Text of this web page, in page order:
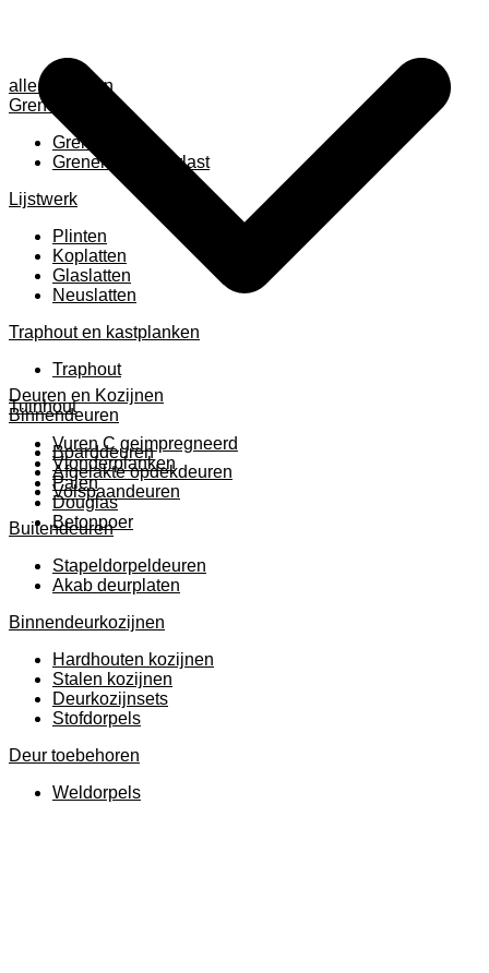
alle anzeigen
Grenen
Grenen B ruw
Grenen gevingerlast
Lijstwerk
Plinten
Koplatten
Glaslatten
Neuslatten
Traphout en kastplanken
Traphout
Tuinhout
Vuren C geimpregneerd
Vlonderplanken
Palen
Douglas
Betonpoer
Deuren en Kozijnen
Binnendeuren
Boarddeuren
Afgelakte opdekdeuren
Volspaandeuren
Buitendeuren
Stapeldorpeldeuren
Akab deurplaten
Binnendeurkozijnen
Hardhouten kozijnen
Stalen kozijnen
Deurkozijnsets
Stofdorpels
Deur toebehoren
Weldorpels